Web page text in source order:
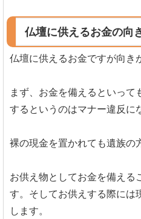
仏壇に供えるお金の向
仏壇に供えるお金ですが向き
まず、お金を備えるといって
するというのはマナー違反に
裸の現金を置かれても遺族の
お供え物としてお金を備える
す。そしてお供えする際には
します。